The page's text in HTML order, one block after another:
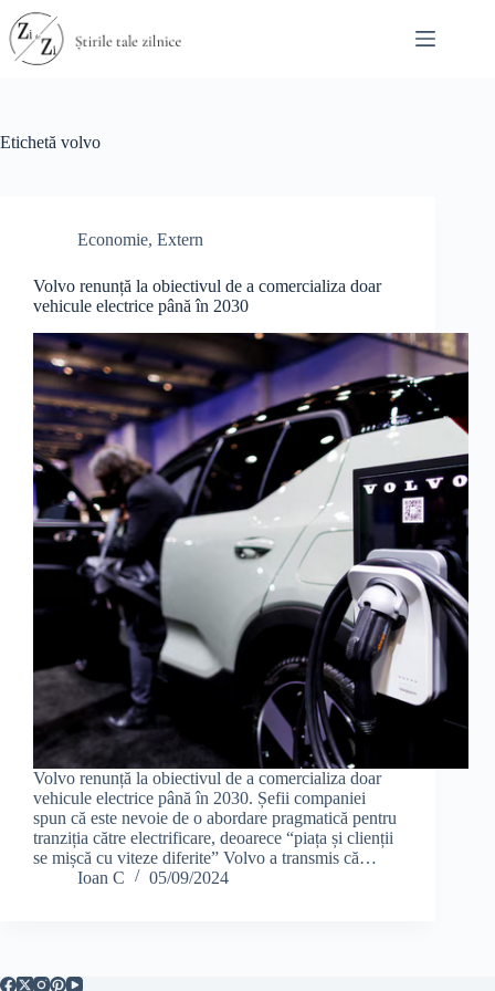
la
conținut
Etichetă volvo
Economie, Extern
Volvo renunță la obiectivul de a comercializa doar
vehicule electrice până în 2030
Volvo renunță la obiectivul de a comercializa doar
vehicule electrice până în 2030. Șefii companiei
spun că este nevoie de o abordare pragmatică pentru
tranziția către electrificare, deoarece “piața și clienții
se mișcă cu viteze diferite” Volvo a transmis că…
Ioan C
05/09/2024